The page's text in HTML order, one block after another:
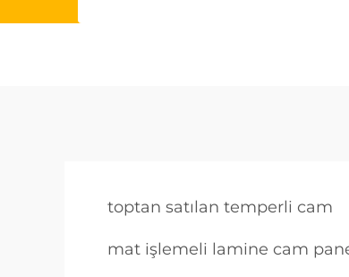
toptan satılan temperli cam
mat işlemeli lamine cam